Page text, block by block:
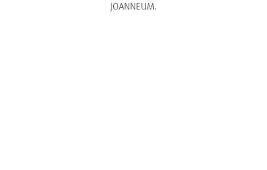
JOANNEUM.